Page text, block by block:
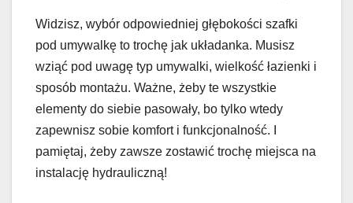
Widzisz, wybór odpowiedniej głębokości szafki
pod umywalkę to trochę jak układanka. Musisz
wziąć pod uwagę typ umywalki, wielkość łazienki i
sposób montażu. Ważne, żeby te wszystkie
elementy do siebie pasowały, bo tylko wtedy
zapewnisz sobie komfort i funkcjonalność. I
pamiętaj, żeby zawsze zostawić trochę miejsca na
instalację hydrauliczną!